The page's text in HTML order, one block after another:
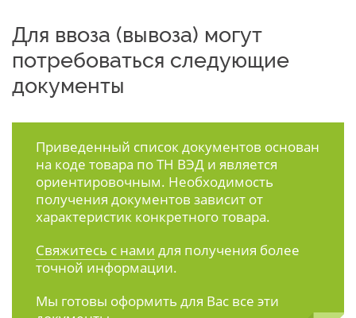
Для ввоза (вывоза) могут
потребоваться следующие
документы
Приведенный список документов основан
на коде товара по ТН ВЭД и является
ориентировочным. Необходимость
получения документов зависит от
характеристик конкретного товара.
Свяжитесь с нами для получения более
точной информации.
Мы готовы оформить для Вас все эти